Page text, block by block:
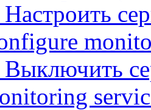
Настроить
Выключить